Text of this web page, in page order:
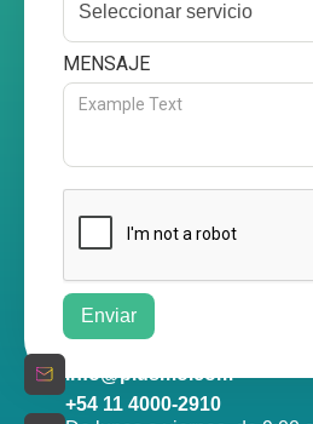
Seleccionar servicio
MENSAJE
info@plusmo.com
+54 11 4000-2910